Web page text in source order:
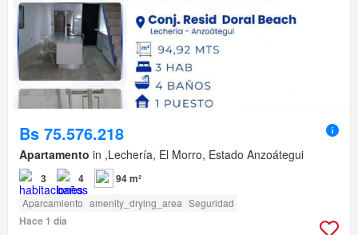
Bs 75.576.218
Apartamento in ,Lechería, El Morro, Estado Anzoátegui
3 4 94 m²
Aparcamiento amenity_drying_area Seguridad
Hace 1 día